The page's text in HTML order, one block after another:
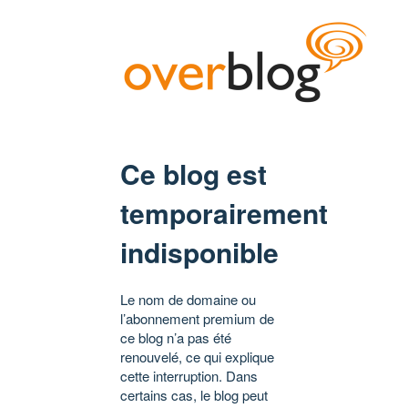
Ce blog est
temporairement
indisponible
Le nom de domaine ou
l’abonnement premium de
ce blog n’a pas été
renouvelé, ce qui explique
cette interruption. Dans
certains cas, le blog peut